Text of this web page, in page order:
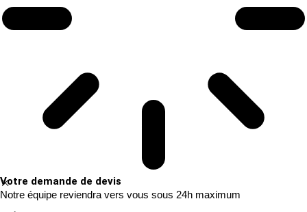
Votre demande de devis
Notre équipe reviendra vers vous sous 24h maximum